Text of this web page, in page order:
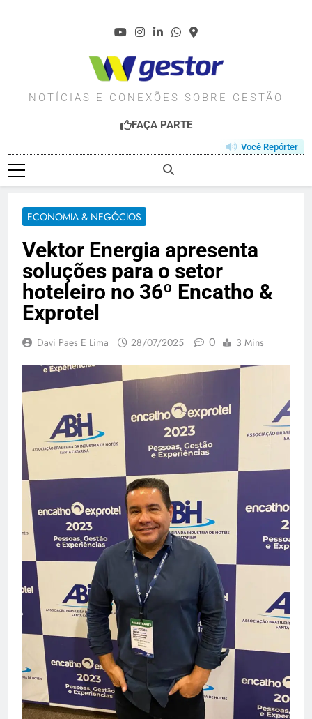
WGESTOR.COM.BR
NOTÍCIAS E CONEXÕES SOBRE GESTÃO
FAÇA PARTE
Você Repórter
ECONOMIA & NEGÓCIOS
Vektor Energia apresenta
soluções para o setor
hoteleiro no 36º Encatho &
Exprotel
Davi Paes E Lima 28/07/2025 0 3 Mins